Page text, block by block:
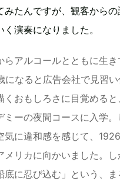
みたんですが、観客から
演奏になりました。
らアルコールとともに生
になると広告会社で見習い
くおもしろさに目覚める
ミーの夜間コースに入学
気に違和感を感じて、
メリカに向かいました。
底に忍び込む」という、